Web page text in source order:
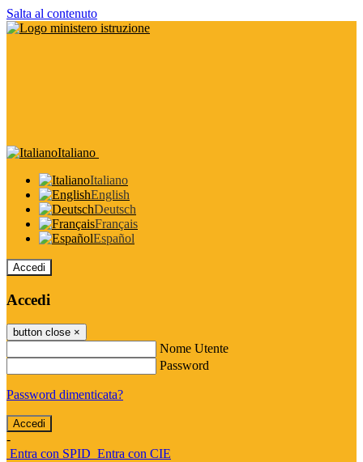
Salta al contenuto
Italiano
Italiano
English
Deutsch
Français
Español
Accedi
Accedi
button close ×
Nome Utente
Password
Password dimenticata?
-
Entra con SPID Entra con CIE